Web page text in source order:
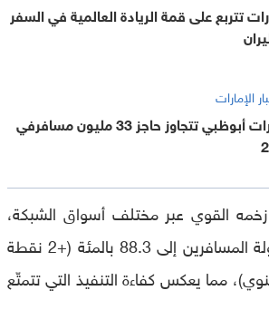
تتربع على قمة الريادة العالمية في السفر
الإمارات
مطارات أبوظبي تتجاوز حاجز 33 مليون مسافرفي
القوي عبر مختلف أسواق الشبكة،
مع ارتفاع معدل حمولة المسافرين إلى 88.3 بالمئة (+2 نقطة
مما يعكس كفاءة التنفيذ التي تتمتّع